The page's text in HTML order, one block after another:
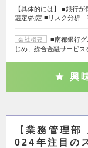
【具体的には】 ■銀行
選定/約定 ■リスク分析
会社概要
■南都銀行
じめ、総合金融サービ
興
【業務管理
024年注目の